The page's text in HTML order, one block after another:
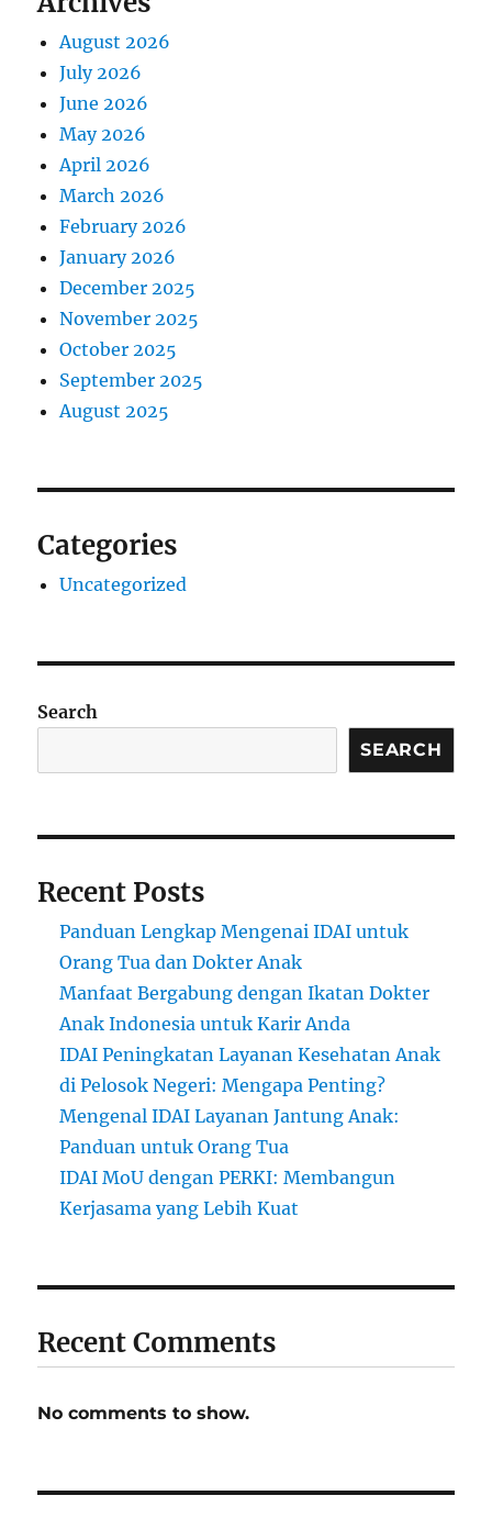
August 2026
July 2026
June 2026
May 2026
April 2026
March 2026
February 2026
January 2026
December 2025
November 2025
October 2025
September 2025
August 2025
Categories
Uncategorized
Search
SEARCH
Recent Posts
Panduan Lengkap Mengenai IDAI untuk
Orang Tua dan Dokter Anak
Manfaat Bergabung dengan Ikatan Dokter
Anak Indonesia untuk Karir Anda
IDAI Peningkatan Layanan Kesehatan Anak
di Pelosok Negeri: Mengapa Penting?
Mengenal IDAI Layanan Jantung Anak:
Panduan untuk Orang Tua
IDAI MoU dengan PERKI: Membangun
Kerjasama yang Lebih Kuat
Recent Comments
No comments to show.